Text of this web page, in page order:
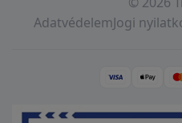
AdatvédelemJogi